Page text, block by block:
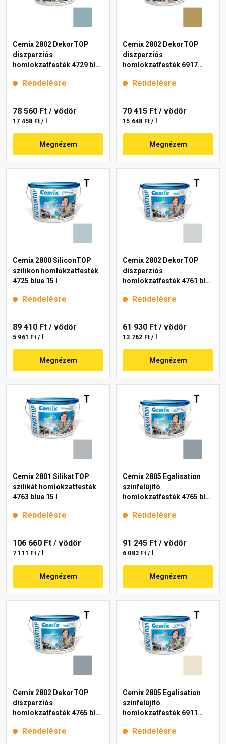
Cemix 2802 DekorTOP
diszperziós
homlokzatfesték 4729 blue
Rendelésre
78 560 Ft / vödör
17 458 Ft / l
Megnézem
Cemix 2802 DekorTOP
diszperziós
homlokzatfesték 6917
Rendelésre
70 415 Ft / vödör
15 648 Ft / l
Megnézem
Cemix 2800 SiliconTOP
szilikon homlokzatfesték
4725 blue 15 l
Rendelésre
89 410 Ft / vödör
5 961 Ft / l
Megnézem
Cemix 2802 DekorTOP
diszperziós
homlokzatfesték 4761 blue
Rendelésre
61 930 Ft / vödör
13 762 Ft / l
Megnézem
Cemix 2801 SilikatTOP
szilikát homlokzatfesték
4763 blue 15 l
Rendelésre
106 660 Ft / vödör
7 111 Ft / l
Megnézem
Cemix 2805 Egalisation
színfelújító
homlokzatfesték 4765 blue
Rendelésre
91 245 Ft / vödör
6 083 Ft / l
Megnézem
Cemix 2802 DekorTOP
diszperziós
homlokzatfesték 4765 blue
Rendelésre
Cemix 2805 Egalisation
színfelújító
homlokzatfesték 6911
Rendelésre